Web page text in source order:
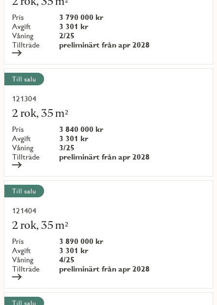
Pris
3 790 000 kr
Avgift
3 301 kr
Våning
2/25
Tillträde
preliminärt från apr 2028
om
objekt
{objectNumber}
Till salu
121304
2 rok, 35 m²
Pris
3 840 000 kr
Avgift
3 301 kr
Våning
3/25
Tillträde
preliminärt från apr 2028
Läs
mer
om
objekt
{objectNumber}
Till salu
121404
2 rok, 35 m²
Pris
3 890 000 kr
Avgift
3 301 kr
Våning
4/25
Tillträde
preliminärt från apr 2028
Läs
mer
om
objekt
{objectNumber}
Till salu